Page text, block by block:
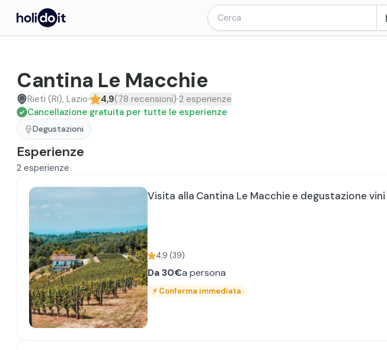
Cantina Le Macchie
Rieti (RI), Lazio 4,9(78 recensioni) 2 esperienze
Cancellazione gratuita per tutte le esperienze
Degustazioni
Esperienze
2 esperienze
Visita alla Cantina Le Macchie e degustazione vini
4,9 (39)
Da30€a persona
⚡Conferma immediata